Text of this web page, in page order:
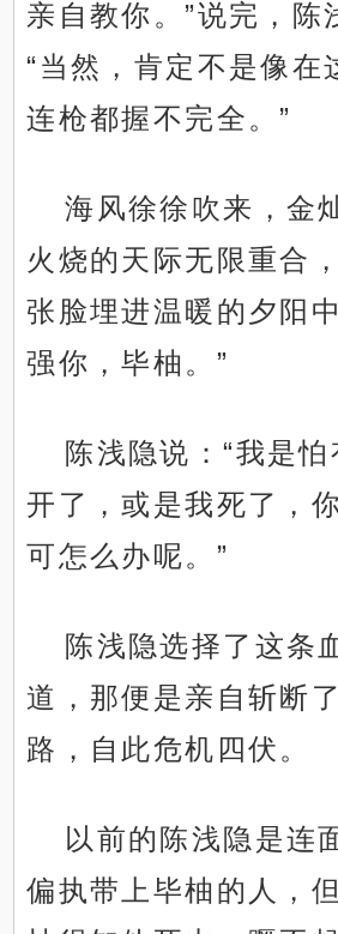
亲自教你。”说完，陈
“当然，肯定不是像在
连枪都握不完全。”
海风徐徐吹来，金
火烧的天际无限重合
张脸埋进温暖的夕阳
强你，毕柚。”
陈浅隐说：“我是
开了，或是我死了，
可怎么办呢。”
陈浅隐选择了这条
道，那便是亲自斩断
路，自此危机四伏。
以前的陈浅隐是连
偏执带上毕柚的人，